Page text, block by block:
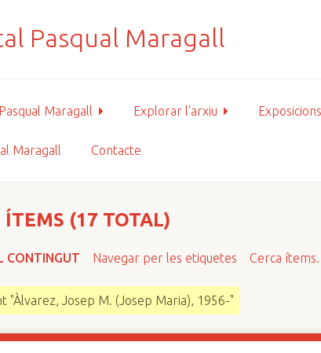
Maragall Explorar l'arxiu Exposicions
Maragall Contacte
ÍTEMS (17 TOTAL)
CONTINGUT Navegar per les etiquetes Cerca ítems.
"Àlvarez, Josep M. (Josep Maria), 1956-"